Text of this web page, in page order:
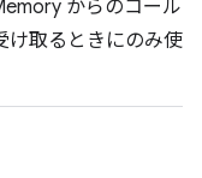
からのコール
け取るときにのみ使